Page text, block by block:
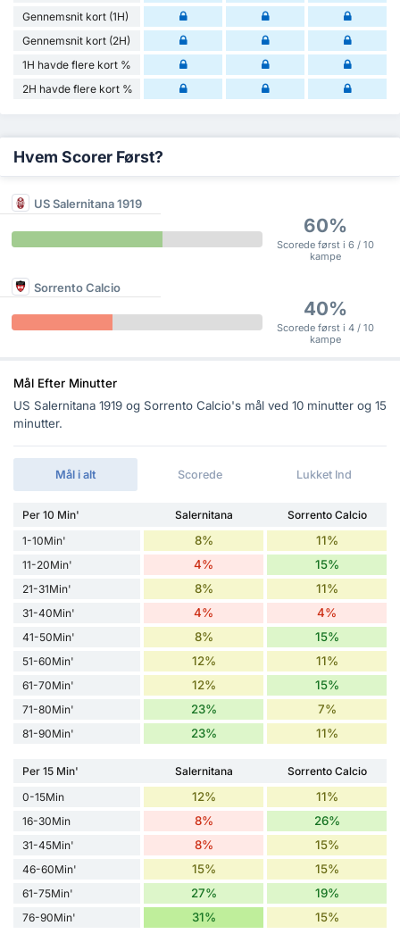
Gennemsnit kort (1H)
Gennemsnit kort (2H)
1H havde flere kort %
2H havde flere kort %
Hvem Scorer Først?
US Salernitana 1919
60%
Scorede først i 6 / 10
kampe
Sorrento Calcio
40%
Scorede først i 4 / 10
kampe
Mål Efter Minutter
US Salernitana 1919 og Sorrento Calcio's mål ved 10 minutter og 15
minutter.
Mål i alt Scorede Lukket Ind
Per 10 Min' Salernitana
Sorrento Calcio
1-10Min'
8% 11%
11-20Min' 4% 15%
21-31Min' 8% 11%
31-40Min' 4% 4%
41-50Min' 8% 15%
51-60Min' 12% 11%
61-70Min' 12% 15%
71-80Min' 23% 7%
81-90Min' 23% 11%
Per 15 Min' Salernitana
Sorrento Calcio
0-15Min
12% 11%
16-30Min 8% 26%
31-45Min' 8% 15%
46-60Min' 15% 15%
61-75Min' 27% 19%
76-90Min' 31% 15%